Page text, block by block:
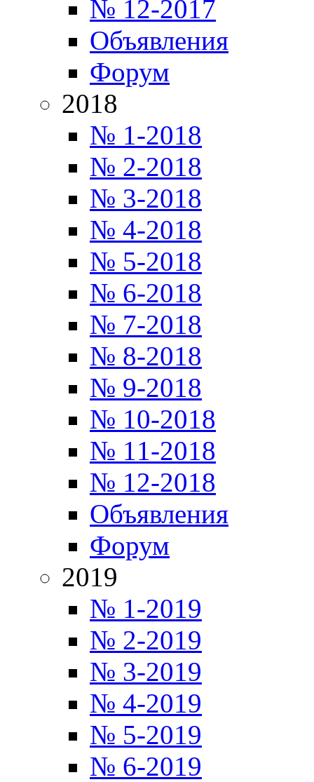
№ 12-2017
Объявления
Форум
2018
№ 1-2018
№ 2-2018
№ 3-2018
№ 4-2018
№ 5-2018
№ 6-2018
№ 7-2018
№ 8-2018
№ 9-2018
№ 10-2018
№ 11-2018
№ 12-2018
Объявления
Форум
2019
№ 1-2019
№ 2-2019
№ 3-2019
№ 4-2019
№ 5-2019
№ 6-2019